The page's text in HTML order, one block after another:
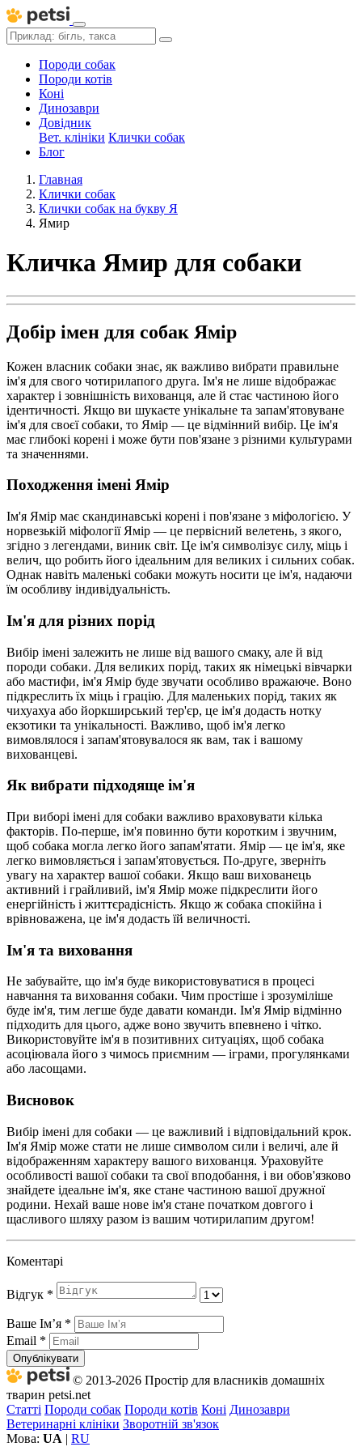
Породи собак
Породи котів
Коні
Динозаври
Довідник
Вет. клініки Клички собак
Блог
Главная
Клички собак
Клички собак на букву Я
Ямир
Кличка Ямир для собаки
Добір імен для собак Ямір
Кожен власник собаки знає, як важливо вибрати правильне
ім'я для свого чотирилапого друга. Ім'я не лише відображає
характер і зовнішність вихованця, але й стає частиною його
ідентичності. Якщо ви шукаєте унікальне та запам'ятовуване
ім'я для своєї собаки, то Ямір — це відмінний вибір. Це ім'я
має глибокі корені і може бути пов'язане з різними культурами
та значеннями.
Походження імені Ямір
Ім'я Ямір має скандинавські корені і пов'язане з міфологією. У
норвезькій міфології Ямір — це первісний велетень, з якого,
згідно з легендами, виник світ. Це ім'я символізує силу, міць і
велич, що робить його ідеальним для великих і сильних собак.
Однак навіть маленькі собаки можуть носити це ім'я, надаючи
їм особливу індивідуальність.
Ім'я для різних порід
Вибір імені залежить не лише від вашого смаку, але й від
породи собаки. Для великих порід, таких як німецькі вівчарки
або мастифи, ім'я Ямір буде звучати особливо вражаюче. Воно
підкреслить їх міць і грацію. Для маленьких порід, таких як
чихуахуа або йоркширський тер'єр, це ім'я додасть нотку
екзотики та унікальності. Важливо, щоб ім'я легко
вимовлялося і запам'ятовувалося як вам, так і вашому
вихованцеві.
Як вибрати підходяще ім'я
При виборі імені для собаки важливо враховувати кілька
факторів. По-перше, ім'я повинно бути коротким і звучним,
щоб собака могла легко його запам'ятати. Ямір — це ім'я, яке
легко вимовляється і запам'ятовується. По-друге, зверніть
увагу на характер вашої собаки. Якщо ваш вихованець
активний і грайливий, ім'я Ямір може підкреслити його
енергійність і життєрадісність. Якщо ж собака спокійна і
врівноважена, це ім'я додасть їй величності.
Ім'я та виховання
Не забувайте, що ім'я буде використовуватися в процесі
навчання та виховання собаки. Чим простіше і зрозуміліше
буде ім'я, тим легше буде давати команди. Ім'я Ямір відмінно
підходить для цього, адже воно звучить впевнено і чітко.
Використовуйте ім'я в позитивних ситуаціях, щоб собака
асоціювала його з чимось приємним — іграми, прогулянками
або ласощами.
Висновок
Вибір імені для собаки — це важливий і відповідальний крок.
Ім'я Ямір може стати не лише символом сили і величі, але й
відображенням характеру вашого вихованця. Ураховуйте
особливості вашої собаки та свої вподобання, і ви обов'язково
знайдете ідеальне ім'я, яке стане частиною вашої дружної
родини. Нехай ваше нове ім'я стане початком довгого і
щасливого шляху разом із вашим чотирилапим другом!
Коментарі
Відгук *
Ваше Імʼя *
Email *
Опублікувати
© 2013-2026 Простір для власників домашніх
тварин petsi.net
Статті Породи собак Породи котів Коні Динозаври
Ветеринарні клініки Зворотній зв'язок
Мова: UA | RU